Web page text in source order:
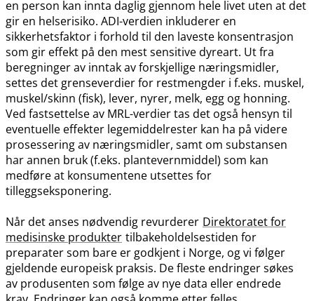
en person kan innta daglig gjennom hele livet uten at det
gir en helserisiko. ADI-verdien inkluderer en
sikkerhetsfaktor i forhold til den laveste konsentrasjon
som gir effekt på den mest sensitive dyreart. Ut fra
beregninger av inntak av forskjellige næringsmidler,
settes det grenseverdier for restmengder i f.eks. muskel,
muskel​/​skinn (fisk), lever, nyrer, melk, egg og honning.
Ved fastsettelse av MRL-verdier tas det også hensyn til
eventuelle effekter legemiddelrester kan ha på videre
prosessering av næringsmidler, samt om substansen
har annen bruk (f.eks. plantevernmiddel) som kan
medføre at konsumentene utsettes for
tilleggseksponering.
Når det anses nødvendig revurderer Direktoratet for
medisinske produkter tilbakeholdelsestiden for
preparater som bare er godkjent i Norge, og vi følger
gjeldende europeisk praksis. De fleste endringer søkes
av produsenten som følge av nye data eller endrede